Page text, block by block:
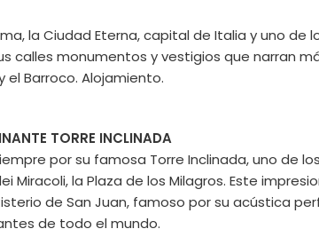
la Ciudad Eterna, capital de Italia y uno
calles monumentos y vestigios que narran
Barroco. Alojamiento.
TORRE INCLINADA
por su famosa Torre Inclinada, uno de
Miracoli, la Plaza de los Milagros. Este
de San Juan, famoso por su acústica
de todo el mundo.